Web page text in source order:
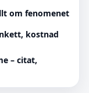
om fenomenet
kostnad
– citat,